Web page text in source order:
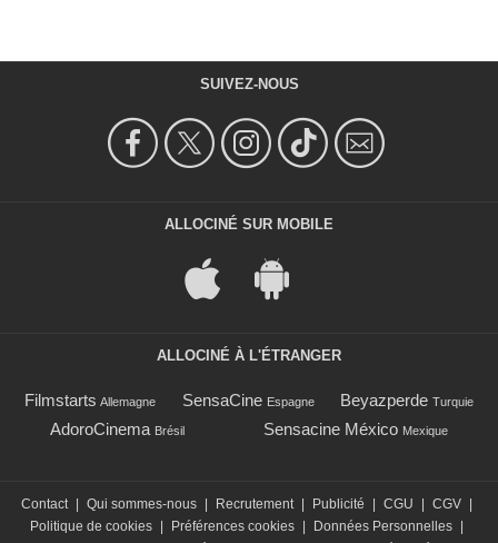
SUIVEZ-NOUS
ALLOCINÉ SUR MOBILE
ALLOCINÉ À L'ÉTRANGER
Filmstarts Allemagne SensaCine Espagne Beyazperde Turquie
AdoroCinema Brésil Sensacine México Mexique
Contact Qui sommes-nous Recrutement Publicité CGU CGV
Politique de cookies
Préférences cookies Données Personnelles